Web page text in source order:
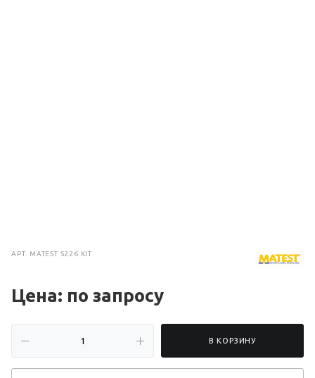
АРТ. MATEST S226 KIT
Цена: по запросу
В КОРЗИНУ